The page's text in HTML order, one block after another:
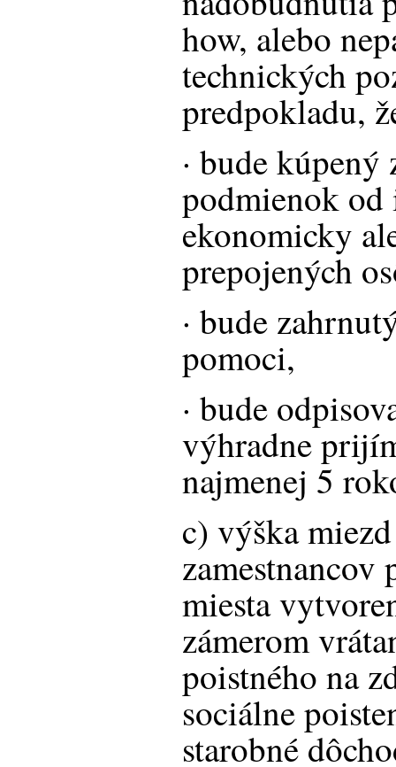
how, alebo
technických
predpokladu,
· bude
podmienok od
ekonomicky
prepojených
· bude
pomoci,
· bude
výhradne
najmenej 5
c) výška
zamestnancov
miesta
zámerom
poistného na
sociálne
starobné